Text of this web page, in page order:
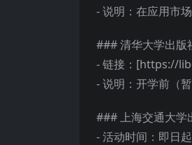
- 说明：在应用市
### 清华大学出版
- 链接：[https://
- 说明：开学前（
### 上海交通大学
- 活动时间：即日